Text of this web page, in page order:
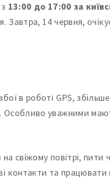
13:00 до 17:00 за
Завтра, 14 червня,
в роботі GPS,
Особливо уважними
свіжому повітрі, пити
контакти та працювати